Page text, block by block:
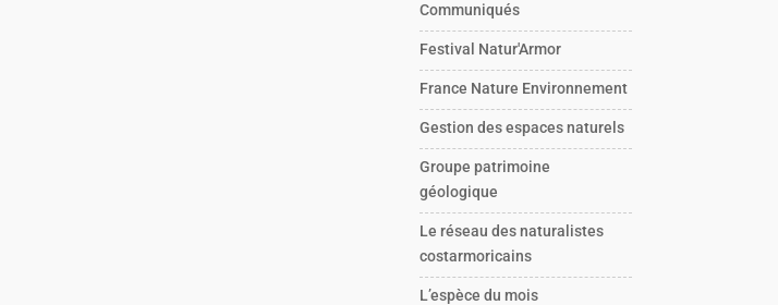
Communiqués
Festival Natur'Armor
France Nature Environnement
Gestion des espaces naturels
Groupe patrimoine
géologique
Le réseau des naturalistes
costarmoricains
L’espèce du mois